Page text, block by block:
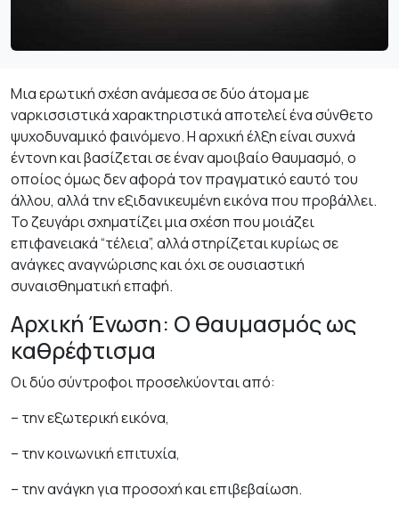
Μια ερωτική σχέση ανάμεσα σε δύο άτομα με
ναρκισσιστικά χαρακτηριστικά αποτελεί ένα σύνθετο
ψυχοδυναμικό φαινόμενο. Η αρχική έλξη είναι συχνά
έντονη και βασίζεται σε έναν αμοιβαίο θαυμασμό, ο
οποίος όμως δεν αφορά τον πραγματικό εαυτό του
άλλου, αλλά την εξιδανικευμένη εικόνα που προβάλλει.
Το ζευγάρι σχηματίζει μια σχέση που μοιάζει
επιφανειακά “τέλεια”, αλλά στηρίζεται κυρίως σε
ανάγκες αναγνώρισης και όχι σε ουσιαστική
συναισθηματική επαφή.
Αρχική Ένωση: Ο θαυμασμός ως
καθρέφτισμα
Οι δύο σύντροφοι προσελκύονται από:
– την εξωτερική εικόνα,
– την κοινωνική επιτυχία,
– την ανάγκη για προσοχή και επιβεβαίωση.